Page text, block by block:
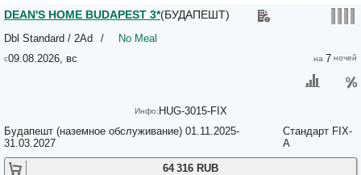
Balcony Apartment Budapest 3*
Baltazar Budapest 4*
BARA JUNIOR 3*
BAROSS CITY HOTEL 3*
Baross Hotel by Mellow Mood Hotels 3*
Basilica Residence No*
Basiliq Hotel 4*
09.08.2026, вс
Будапешт (наземное обслуживание) 01.11.2025-
31.03.2027
Стандарт FIX-
A
7
DEAN'S HOME BUDAPEST 3*(БУДАПЕШТ)
/ No Meal
Dbl Standard / 2Ad
64 316 RUB
HUG-3015-FIX